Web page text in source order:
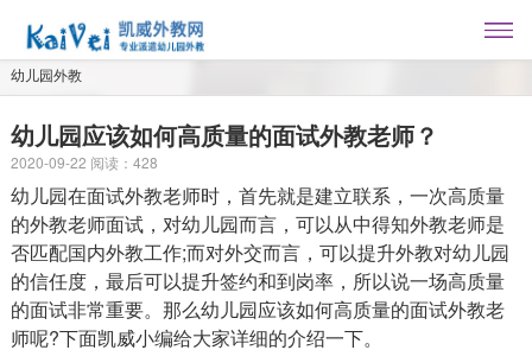
幼儿园外教
幼儿园应该如何高质量的面试外教老师？
2020-09-22 阅读： 428
幼儿园在面试外教老师时，首先就是建立联系，一次高质量
的外教老师面试，对幼儿园而言，可以从中得知外教老师是
否匹配国内外教工作;而对外交而言，可以提升外教对幼儿园
的信任度，最后可以提升签约和到岗率，所以说一场高质量
的面试非常重要。那么幼儿园应该如何高质量的面试外教老
师呢?下面凯威小编给大家详细的介绍一下。